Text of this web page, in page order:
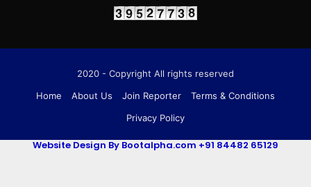
2020 - Copyright All rights reserved
Home
About Us Join Reporter
Terms & Conditions
Privacy Policy
Website Design By Bootalpha.com +91 84482 65129